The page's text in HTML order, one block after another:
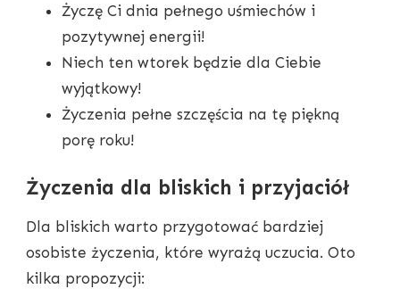
Życzę Ci dnia pełnego uśmiechów i
pozytywnej energii!
Niech ten wtorek będzie dla Ciebie
wyjątkowy!
Życzenia pełne szczęścia na tę piękną
porę roku!
Życzenia dla bliskich i przyjaciół
Dla bliskich warto przygotować bardziej
osobiste życzenia, które wyrażą uczucia. Oto
kilka propozycji: